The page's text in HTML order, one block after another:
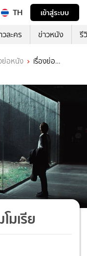
TH
เข้าสู่ระบบ
วละคร ข่าวหนัง รี
ย่อหนัง
เรื่องย่อ
มเรีย